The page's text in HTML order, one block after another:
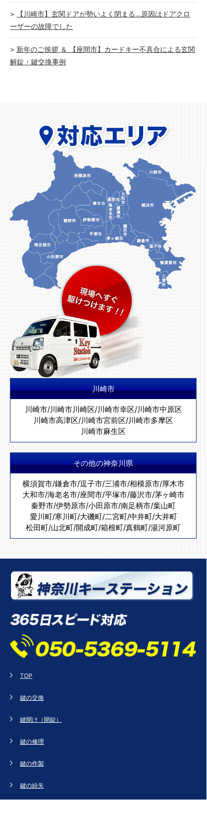
【川崎市】玄関ドアが勢いよく閉まる…原因はドアクロ
ーザーの故障でした
新年のご挨拶 ＆ 【座間市】カードキー不具合による玄関
解錠・鍵交換事例
川崎市
川崎市/川崎市川崎区/川崎市幸区/川崎市中原区
川崎市高津区/川崎市宮前区/川崎市多摩区
川崎市麻生区
その他の神奈川県
横須賀市/鎌倉市/逗子市/三浦市/相模原市/厚木市
大和市/海老名市/座間市/平塚市/藤沢市/茅ヶ崎市
秦野市/伊勢原市/小田原市/南足柄市/葉山町
愛川町/寒川町/大磯町/二宮町/中井町/大井町
松田町/山北町/開成町/箱根町/真鶴町/湯河原町
TOP
鍵の交換
鍵開け（開錠）
鍵の修理
鍵の作製
鍵の紛失